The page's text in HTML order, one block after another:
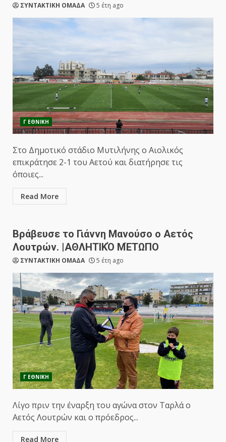
ΣΥΝΤΑΚΤΙΚΗ ΟΜΑΔΑ 5 έτη ago
Γ ΕΘΝΙΚΗ
Στο Δημοτικό στάδιο Μυτιλήνης ο Αιολικός
επικράτησε 2-1 του Αετού και διατήρησε τις
όποιες...
Read More
Βράβευσε το Γιάννη Μανούσο ο Αετός
Λουτρών. |ΑΘΛΗΤΙΚΌ ΜΈΤΩΠΟ
ΣΥΝΤΑΚΤΙΚΗ ΟΜΑΔΑ 5 έτη ago
Γ ΕΘΝΙΚΗ
Λίγο πριν την έναρξη του αγώνα στον Ταρλά ο
Αετός Λουτρών και ο πρόεδρος...
Read More